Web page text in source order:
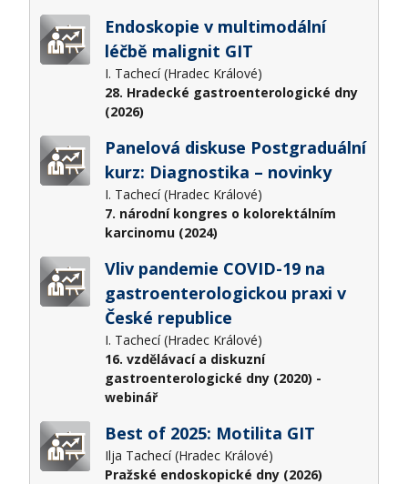
Endoskopie v multimodální
léčbě malignit GIT
I. Tachecí (Hradec Králové)
28. Hradecké gastroenterologické dny
(2026)
Panelová diskuse Postgraduální
kurz: Diagnostika – novinky
I. Tachecí (Hradec Králové)
7. národní kongres o kolorektálním
karcinomu (2024)
Vliv pandemie COVID-19 na
gastroenterologickou praxi v
České republice
I. Tachecí (Hradec Králové)
16. vzdělávací a diskuzní
gastroenterologické dny (2020) -
webinář
Best of 2025: Motilita GIT
Ilja Tachecí (Hradec Králové)
Pražské endoskopické dny (2026)